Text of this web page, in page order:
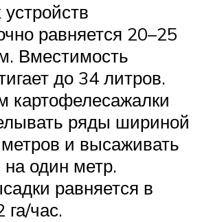
равняется 20–25
Вместимость
до 34 литров.
картофелесажалки
ряды шириной
и высаживать
один метр.
равняется в
га/час.